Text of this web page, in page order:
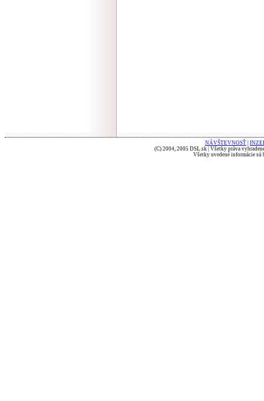
NÁVŠTEVNOSŤ
(C) 2004, 2005 DSL.sk | Všetky práva
Všetky uvedené informácie sú